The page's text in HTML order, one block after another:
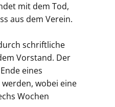
mit dem Tod,
aus dem Verein.
schriftliche
Vorstand. Der
eines
wobei eine
Wochen